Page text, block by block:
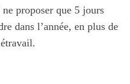
proposer que 5 jours
dans l’année, en plus de